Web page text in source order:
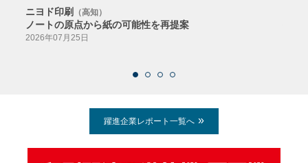
ニヨド印刷 （高知）
ノートの原点から紙の可能性を再提案
2026年07月25日
躍進企業レポート一覧へ